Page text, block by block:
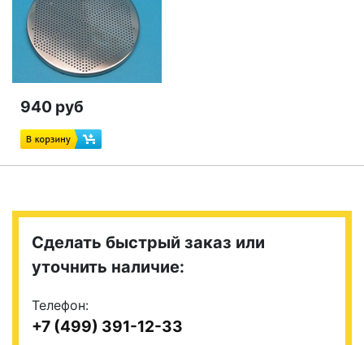
940 руб
Сделать быстрый заказ или
уточнить наличие:
Телефон:
+7 (499) 391-12-33